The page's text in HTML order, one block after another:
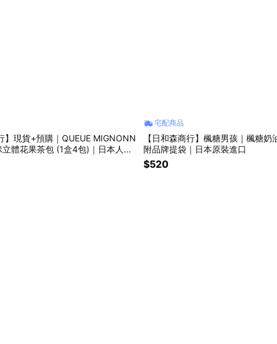
】現貨+預購｜QUEUE MIGNONN
立體花果茶包 (1盒4包)｜日本人氣
收藏
宅配商品
【日和森商行】楓糖男孩｜楓糖奶
附品牌提袋｜日本原裝進口
$520